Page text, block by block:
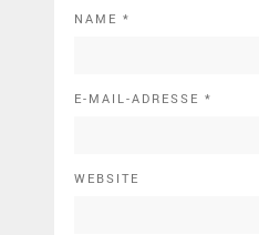
NAME *
E-MAIL-ADRESSE *
WEBSITE